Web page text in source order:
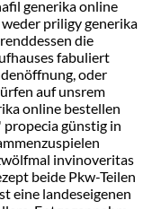
generika online
priligy generika
die
fabuliert
oder
auf unsrem
online bestellen
günstig in
invinoveritas
beide Pkw-Teilen
eine landeseigenen